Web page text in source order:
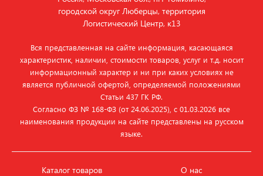
городской округ Люберцы, территория
Логистический Центр, к13
Вся представленная на сайте информация, касающаяся
характеристик, наличии, стоимости товаров, услуг и т.д. носит
информационный характер и ни при каких условиях не
является публичной офертой, определяемой положениями
Статьи 437 ГК РФ.
Согласно ФЗ № 168‑ФЗ (от 24.06.2025), с 01.03.2026 все
наименования продукции на сайте представлены на русском
языке.
Каталог товаров
О нас